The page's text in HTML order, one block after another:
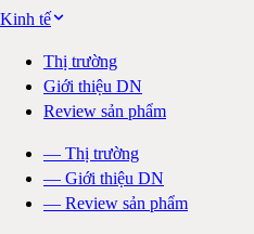
Kinh tế
Thị trường
Giới thiệu DN
Review sản phẩm
— Thị trường
— Giới thiệu DN
— Review sản phẩm